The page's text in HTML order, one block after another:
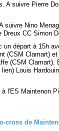
A suivre Pierre
suivre Nino
Dreux CC Simon
départ à 15h
(CSM Clamart)
(CSM
Louis
l'ES Maintenon